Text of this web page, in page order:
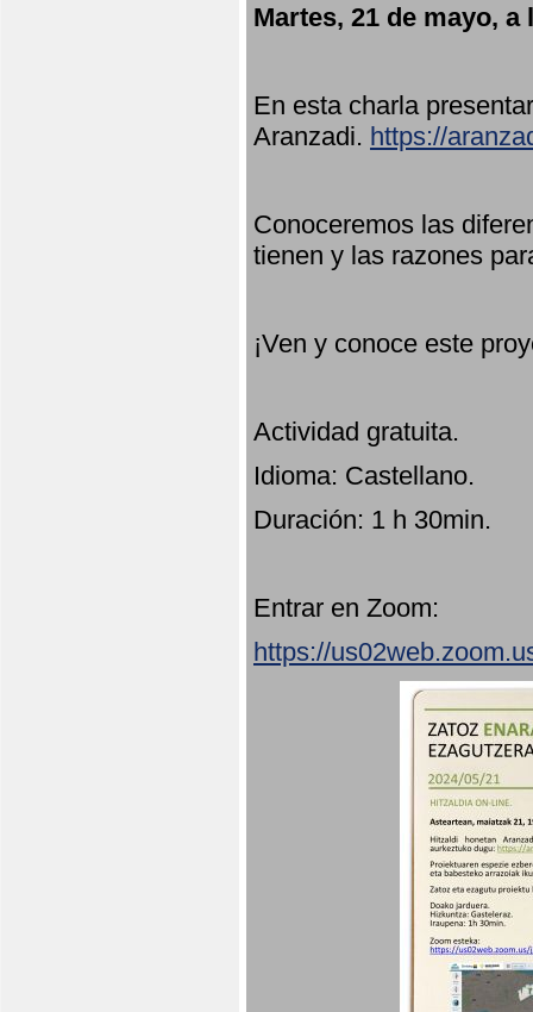
Martes, 21 de mayo, a
En esta charla
Aranzadi. https://
Conoceremos las
tienen y las razones
¡Ven y conoce este
Actividad gratuita.
Idioma: Castellano.
Duración: 1 h 30min.
Entrar en Zoom:
https://